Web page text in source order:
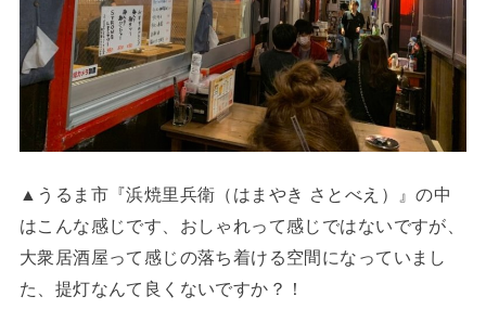
▲うるま市『浜焼里兵衛（はまやき さとべえ）』の中
はこんな感じです、おしゃれって感じではないですが、
大衆居酒屋って感じの落ち着ける空間になっていまし
た、提灯なんて良くないですか？！